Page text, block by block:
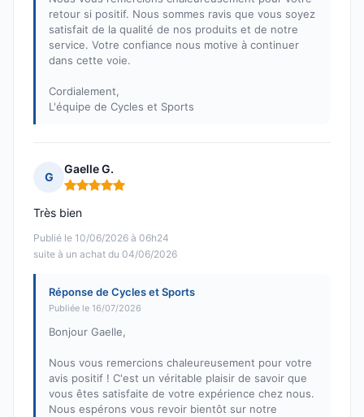
retour si positif. Nous sommes ravis que vous soyez
satisfait de la qualité de nos produits et de notre
service. Votre confiance nous motive à continuer
dans cette voie.
Cordialement,
L'équipe de Cycles et Sports
G
Gaelle G.
Note : 5 sur 5
Publié le 10/06/2026 à 06h24
suite à un achat du 04/06/2026
Très bien
Réponse de Cycles et Sports
Publiée le 16/07/2026
Bonjour Gaelle,
Nous vous remercions chaleureusement pour votre
avis positif ! C'est un véritable plaisir de savoir que
vous êtes satisfaite de votre expérience chez nous.
Nous espérons vous revoir bientôt sur notre